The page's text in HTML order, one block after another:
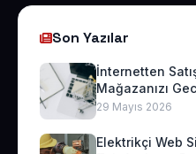
Son Yazılar
İnternetten
Mağazanızı
29 Mayıs 2026
Elektrikçi Web